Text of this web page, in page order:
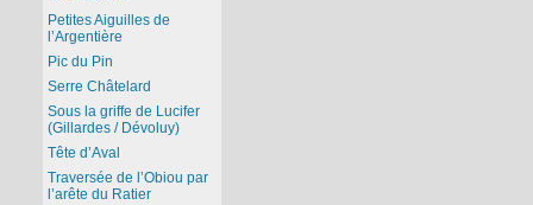
Petites Aiguilles de
l’Argentière
Pic du Pin
Serre Châtelard
Sous la griffe de Lucifer
(Gillardes / Dévoluy)
Tête d’Aval
Traversée de l’Obiou par
l’arête du Ratier